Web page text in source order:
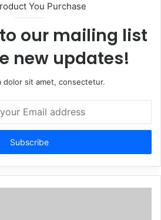
You Purchase
our mailing list
new updates!
dolor sit amet, consectetur.